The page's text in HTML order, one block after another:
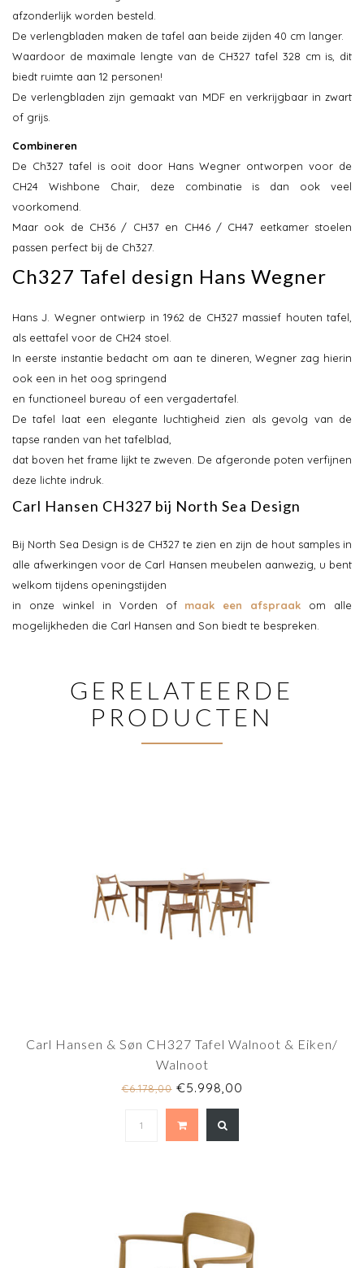
afzonderlijk worden besteld.
De verlengbladen maken de tafel aan beide zijden 40 cm langer.
Waardoor de maximale lengte van de CH327 tafel 328 cm is, dit
biedt ruimte aan 12 personen!
De verlengbladen zijn gemaakt van MDF en verkrijgbaar in zwart
of grijs.
Combineren
De Ch327 tafel is ooit door Hans Wegner ontworpen voor de
CH24 Wishbone Chair, deze combinatie is dan ook veel
voorkomend.
Maar ook de CH36 / CH37 en CH46 / CH47 eetkamer stoelen
passen perfect bij de Ch327.
Ch327 Tafel design Hans Wegner
Hans J. Wegner ontwierp in 1962 de CH327 massief houten tafel,
als eettafel voor de CH24 stoel.
In eerste instantie bedacht om aan te dineren, Wegner zag hierin
ook een in het oog springend
en functioneel bureau of een vergadertafel.
De tafel laat een elegante luchtigheid zien als gevolg van de
tapse randen van het tafelblad,
dat boven het frame lijkt te zweven. De afgeronde poten verfijnen
deze lichte indruk.
Carl Hansen CH327 bij North Sea Design
Bij North Sea Design is de CH327 te zien en zijn de hout samples in
alle afwerkingen voor de Carl Hansen meubelen aanwezig, u bent
welkom tijdens openingstijden
in onze winkel in Vorden of maak een afspraak om alle
mogelijkheden die Carl Hansen and Son biedt te bespreken.
GERELATEERDE
PRODUCTEN
Carl Hansen & Søn CH327 Tafel Walnoot & Eiken/
Walnoot
€6.178,00€5.998,00